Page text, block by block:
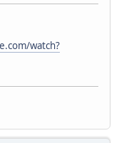
watch?